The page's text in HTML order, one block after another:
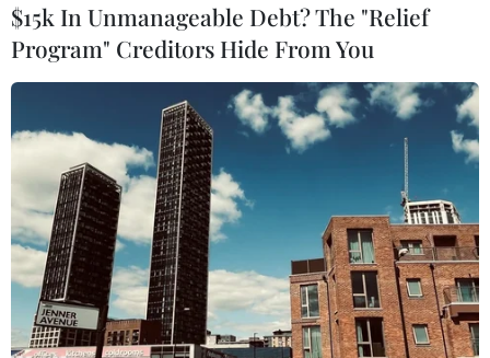
Hiện trường vụ hỏa hoạn. (Nguồn: Reuters)
Ít nhất hai người đã thiệt mạng sau vụ hỏa hoạn
xảy ra bên trong trại tị nạn Moria trên đảo
Lesvos của Hy Lạp ngày 29/9.
Kênh truyền hình địa phương ALPHA cho biết
vụ hỏa hoạn xảy ra khi một nhóm người sinh
$15k In Unmanageable Debt? The "Relief
Program" Creditors Hide From You